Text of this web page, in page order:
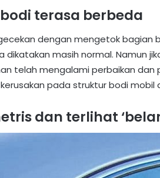
terasa berbeda
dengan mengetok bagian
dikatakan masih normal. Namun
telah mengalami perbaikan
pada struktur bodi mobil
dan terlihat